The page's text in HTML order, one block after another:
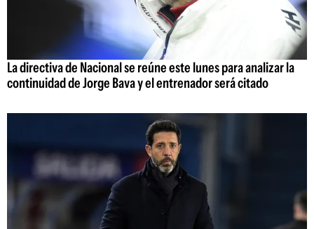
La directiva de Nacional se reúne este lunes para analizar la
continuidad de Jorge Bava y el entrenador será citado